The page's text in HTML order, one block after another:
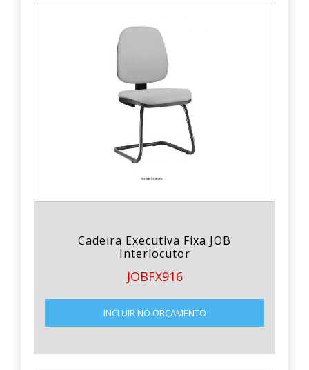
Cadeira Executiva Fixa JOB
Interlocutor
JOBFX916
INCLUIR NO ORÇAMENTO